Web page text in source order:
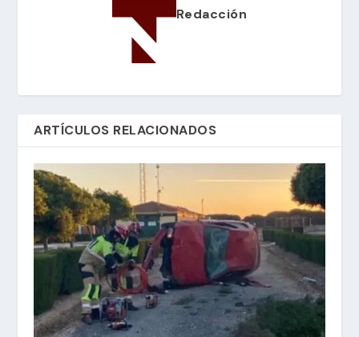
Redacción
ARTÍCULOS RELACIONADOS